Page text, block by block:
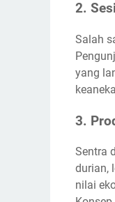
2.
Salah
yang
3.
Sentra
durian,
nilai